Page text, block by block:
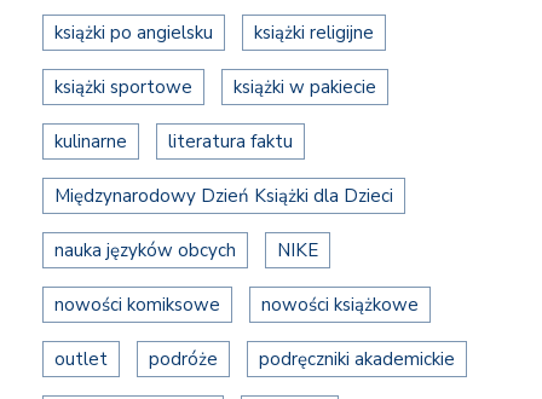
książki po angielsku książki religijne
książki sportowe książki w pakiecie
kulinarne literatura faktu
Międzynarodowy Dzień Książki dla Dzieci
nauka języków obcych NIKE
nowości komiksowe nowości książkowe
outlet podróże podręczniki akademickie